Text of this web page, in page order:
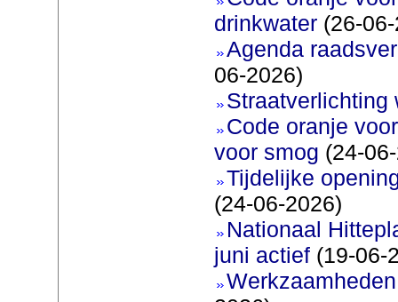
drinkwater(26-06-
Agenda
06-2026)
Straatverlichting
Code oranje
voor smog (24-
Tijdelijke
(24-06-2026)
Nationaal
juni actief(19-06-